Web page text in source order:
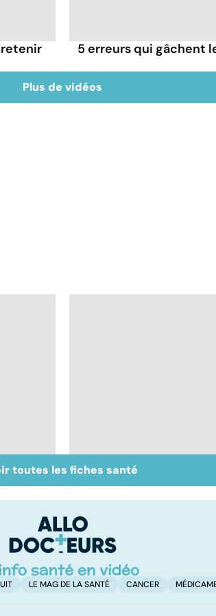
5 erreurs qui gâchent
Plus de vidéos
sa
Sexe : comment
retrouver sa libido ?
toutes les fiches santé
LE MAG DE LA SANTÉ CANCER